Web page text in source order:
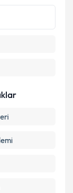
belirtilen